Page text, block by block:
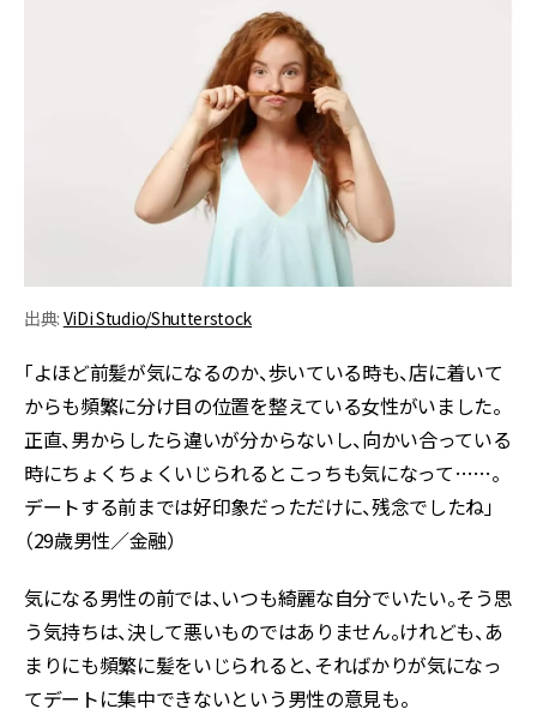
出典: ViDi Studio/Shutterstock
「よほど前髪が気になるのか、歩いている時も、店に着いて
からも頻繁に分け目の位置を整えている女性がいました。
正直、男からしたら違いが分からないし、向かい合っている
時にちょくちょくいじられるとこっちも気になって……。
デートする前までは好印象だっただけに、残念でしたね」
（29歳男性／金融）
気になる男性の前では、いつも綺麗な自分でいたい。そう思
う気持ちは、決して悪いものではありません。けれども、あ
まりにも頻繁に髪をいじられると、そればかりが気になっ
てデートに集中できないという男性の意見も。